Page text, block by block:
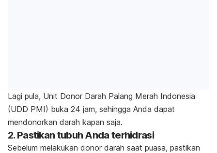
Lagi pula, Unit Donor Darah Palang Merah Indonesia
(UDD PMI) buka 24 jam, sehingga Anda dapat
mendonorkan darah kapan saja.
2. Pastikan tubuh Anda terhidrasi
Sebelum melakukan donor darah saat puasa, pastikan